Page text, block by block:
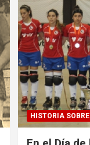
HISTORIA